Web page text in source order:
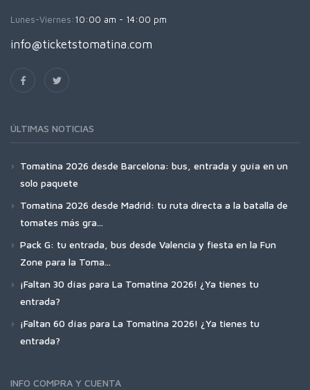
Lunes-Viernes:10:00 am - 14:00 pm
info@ticketstomatina.com
ÚLTIMAS NOTICIAS
Tomatina 2026 desde Barcelona: bus, entrada y guía en un
solo paquete
Tomatina 2026 desde Madrid: tu ruta directa a la batalla de
tomates más gra...
Pack G: tu entrada, bus desde Valencia y fiesta en la Fun
Zone para la Toma...
¡Faltan 30 días para La Tomatina 2026! ¿Ya tienes tu
entrada?
¡Faltan 60 días para La Tomatina 2026! ¿Ya tienes tu
entrada?
INFO COMPRA Y CUENTA